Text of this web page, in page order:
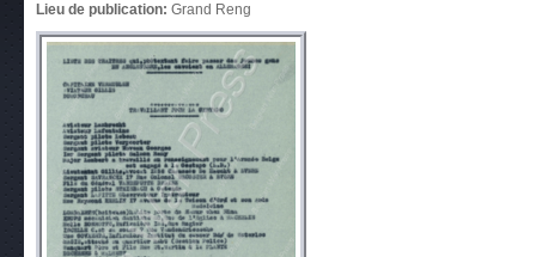
Lieu de publication: Grand Reng